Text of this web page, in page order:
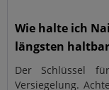
Wie halte ich
längsten
Der Schlüssel
Versiegelung.